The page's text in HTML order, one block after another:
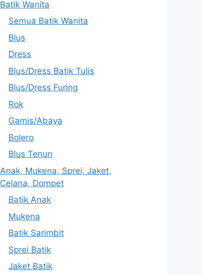
Batik Wanita
Semua Batik Wanita
Blus
Dress
Blus/Dress Batik Tulis
Blus/Dress Furing
Rok
Gamis/Abaya
Bolero
Blus Tenun
Anak, Mukena, Sprei, Jaket,
Celana, Dompet
Batik Anak
Mukena
Batik Sarimbit
Sprei Batik
Jaket Batik